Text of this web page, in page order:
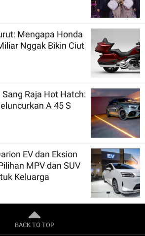
Mengapa Honda
Nggak Bikin Ciut
Raja Hot Hatch:
A 45 S
EV dan Eksion
MPV dan SUV
Keluarga
BACK TO TOP